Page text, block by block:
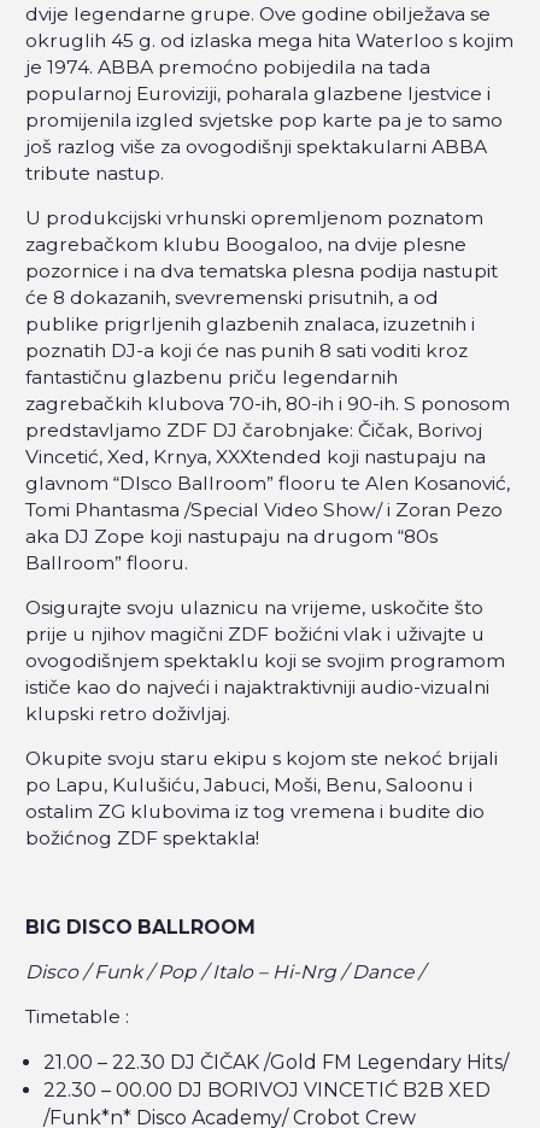
dvije legendarne grupe. Ove godine obilježava se
okruglih 45 g. od izlaska mega hita Waterloo s kojim
je 1974. ABBA premoćno pobijedila na tada
popularnoj Euroviziji, poharala glazbene ljestvice i
promijenila izgled svjetske pop karte pa je to samo
još razlog više za ovogodišnji spektakularni ABBA
tribute nastup.
U produkcijski vrhunski opremljenom poznatom
zagrebačkom klubu Boogaloo, na dvije plesne
pozornice i na dva tematska plesna podija nastupit
će 8 dokazanih, svevremenski prisutnih, a od
publike prigrljenih glazbenih znalaca, izuzetnih i
poznatih DJ-a koji će nas punih 8 sati voditi kroz
fantastičnu glazbenu priču legendarnih
zagrebačkih klubova 70-ih, 80-ih i 90-ih. S ponosom
predstavljamo ZDF DJ čarobnjake: Čičak, Borivoj
Vincetić, Xed, Krnya, XXXtended koji nastupaju na
glavnom “DIsco Ballroom” flooru te Alen Kosanović,
Tomi Phantasma /Special Video Show/ i Zoran Pezo
aka DJ Zope koji nastupaju na drugom “80s
Ballroom” flooru.
Osigurajte svoju ulaznicu na vrijeme, uskočite što
prije u njihov magični ZDF božićni vlak i uživajte u
ovogodišnjem spektaklu koji se svojim programom
ističe kao do najveći i najaktraktivniji audio-vizualni
klupski retro doživljaj.
Okupite svoju staru ekipu s kojom ste nekoć brijali
po Lapu, Kulušiću, Jabuci, Moši, Benu, Saloonu i
ostalim ZG klubovima iz tog vremena i budite dio
božićnog ZDF spektakla!
BIG DISCO BALLROOM
Disco / Funk / Pop / Italo – Hi-Nrg / Dance /
Timetable :
21.00 – 22.30 DJ ČIČAK /Gold FM Legendary Hits/
22.30 – 00.00 DJ BORIVOJ VINCETIĆ B2B XED
/Funk*n* Disco Academy/ Crobot Crew